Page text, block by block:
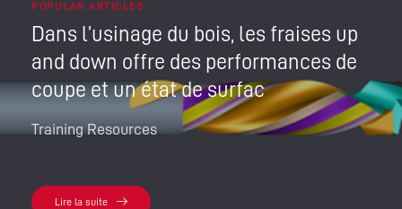
POPULAR ARTICLES
Dans l’usinage du bois, les fraises up
and down offre des performances de
coupe et un état de surfac
Training Resources
Lire la suite